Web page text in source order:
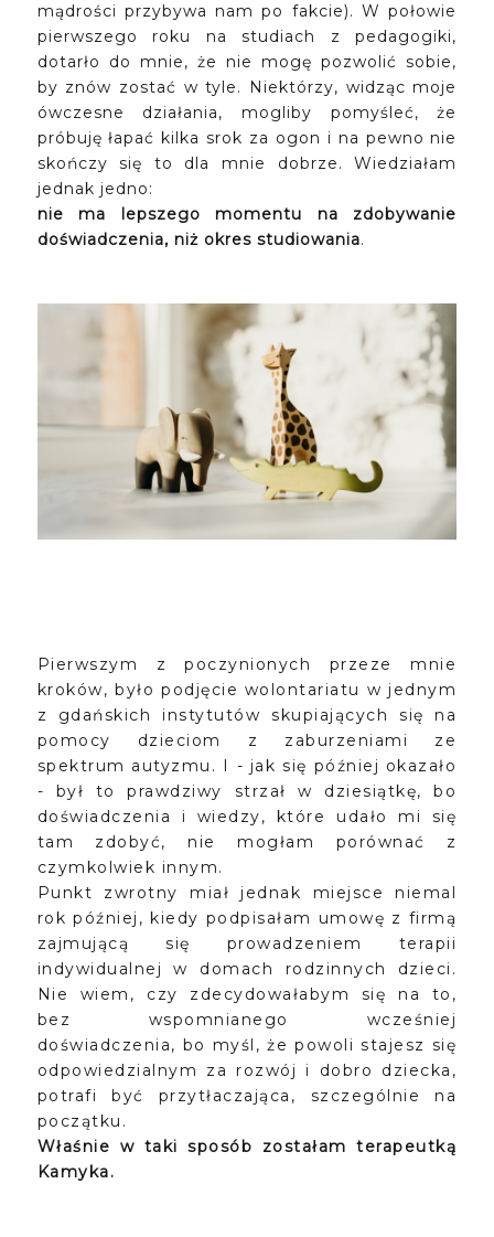
mądrości przybywa nam po fakcie). W połowie
pierwszego roku na studiach z pedagogiki,
dotarło do mnie, że nie mogę pozwolić sobie,
by znów zostać w tyle. Niektórzy, widząc moje
ówczesne działania, mogliby pomyśleć, że
próbuję łapać kilka srok za ogon i na pewno nie
skończy się to dla mnie dobrze. Wiedziałam
jednak jedno:
nie ma lepszego momentu na zdobywanie
doświadczenia, niż okres studiowania.
Pierwszym z poczynionych przeze mnie
kroków, było podjęcie wolontariatu w jednym
z gdańskich instytutów skupiających się na
pomocy dzieciom z zaburzeniami ze
spektrum autyzmu. I - jak się później okazało
- był to prawdziwy strzał w dziesiątkę, bo
doświadczenia i wiedzy, które udało mi się
tam zdobyć, nie mogłam porównać z
czymkolwiek innym.
Punkt zwrotny miał jednak miejsce niemal
rok później, kiedy podpisałam umowę z firmą
zajmującą się prowadzeniem terapii
indywidualnej w domach rodzinnych dzieci.
Nie wiem, czy zdecydowałabym się na to,
bez wspomnianego wcześniej
doświadczenia, bo myśl, że powoli stajesz się
odpowiedzialnym za rozwój i dobro dziecka,
potrafi być przytłaczająca, szczególnie na
początku.
Właśnie w taki sposób zostałam terapeutką
Kamyka.